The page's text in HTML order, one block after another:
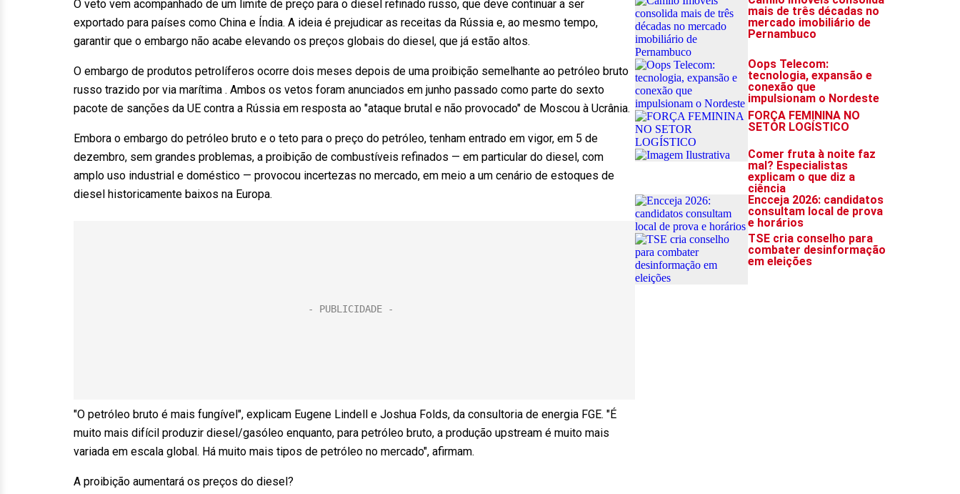
O veto vem acompanhado de um limite de preço para o diesel refinado russo, que deve continuar a ser
exportado para países como China e Índia. A ideia é prejudicar as receitas da Rússia e, ao mesmo tempo,
garantir que o embargo não acabe elevando os preços globais do diesel, que já estão altos.
O embargo de produtos petrolíferos ocorre dois meses depois de uma proibição semelhante ao petróleo bruto
russo trazido por via marítima . Ambos os vetos foram anunciados em junho passado como parte do sexto
pacote de sanções da UE contra a Rússia em resposta ao "ataque brutal e não provocado" de Moscou à Ucrânia.
Embora o embargo do petróleo bruto e o teto para o preço do petróleo, tenham entrado em vigor, em 5 de
dezembro, sem grandes problemas, a proibição de combustíveis refinados — em particular do diesel, com
amplo uso industrial e doméstico — provocou incertezas no mercado, em meio a um cenário de estoques de
diesel historicamente baixos na Europa.
"O petróleo bruto é mais fungível", explicam Eugene Lindell e Joshua Folds, da consultoria de energia FGE. "É
muito mais difícil produzir diesel/gasóleo enquanto, para petróleo bruto, a produção upstream é muito mais
variada em escala global. Há muito mais tipos de petróleo no mercado", afirmam.
A proibição aumentará os preços do diesel?